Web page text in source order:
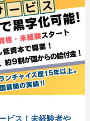
ビス！未経験者や